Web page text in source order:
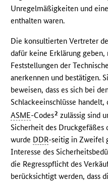
Unregelmäßigkeiten und
enthalten waren.
Die konsultierten Vertreter
dafür keine Erklärung geben,
Feststellungen der
anerkennen und bestätigen.
beweisen, dass es sich bei
Schlackeeinschlüsse
ASME-Codes2 zulässig sind
Sicherheit des Druckgefäßes
wurde DDR-seitig in Zweifel
Interesse des
die Regresspflicht des
berücksichtigt werden, dass